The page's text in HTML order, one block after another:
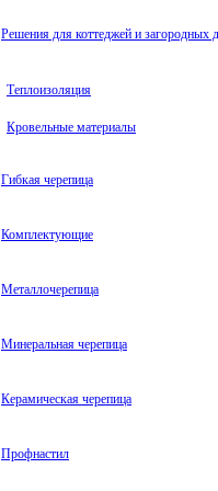
Решения для коттеджей и загородных
Теплоизоляция
Кровельные материалы
Гибкая черепица
Комплектующие
Металлочерепица
Минеральная черепица
Керамическая черепица
Профнастил